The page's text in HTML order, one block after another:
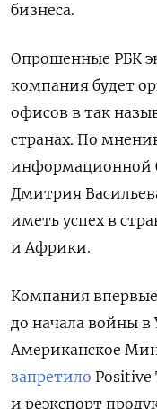
бизнеса.
Опрошенные РБК
компания будет
офисов в так
странах. По
информационной
Дмитрия
иметь успех в
и Африки.
Компания впервые
до начала войны в
Американское
запретило Positive
и реэкспорт